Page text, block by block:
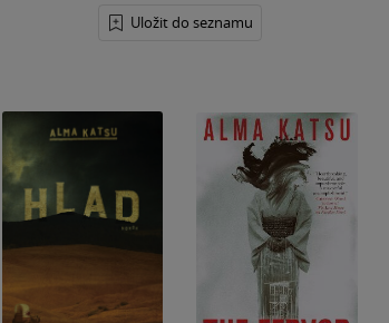
Uložit do seznamu